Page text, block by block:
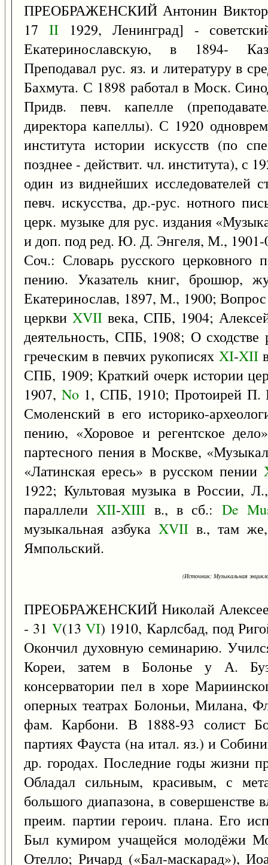
ПРЕОБРАЖЕНСКИЙ Антонин
17 II1929, Ленинград] -
Екатеринославскую, в 1894-
Преподавал рус. яз. и литературу в
Бахмута. С 1898 работал в Моск.
Придв. певч. капелле
директора капеллы). С 1920
института истории искусств (по
позднее - действит. чл. института), с
один из виднейших исследователей
певч. искусства, др.-рус. нотного
церк. музыке для рус. издания
и доп. под ред. Ю. Д. Энгеля, М., 1901-
Соч.: Словарь русского
пению. Указатель книг, брошюр,
Екатеринослав, 1897, М., 1900;
церкви XVII века, СПБ, 1904;
деятельность, СПБ, 1908; О сходстве
греческим в певчих рукописях XI-XII
СПБ, 1909; Краткий очерк истории
1907, No1, СПБ, 1910; Протоирей П.
Смоленский в его историко-
пению, «Хоровое и регентское
партесного пения в Москве,
«Латинская ересь» в русском пении
1922; Культовая музыка в России,
параллелиXII-XIII в., в сб.: De
музыкальная азбука XVII в., там
Ямпольский.
(Источник: Музыкальная
ПРЕОБРАЖЕНСКИЙ Николай
- 31 V(13VI) 1910, Карлсбад, под
Окончил духовную семинарию.
Кореи, затем в Болонье у А.
консерватории пел в хоре
оперных театрах Болоньи, Милана,
фам. Карбони. В 1888-93 солист
партиях Фауста (на итал. яз.) и
др. городах. Последние годы жизни
Обладал сильным, красивым, с
большого диапазона, в совершенстве
преим. партии героич. плана. Его
Был кумиром учащейся молодёжи
Отелло; Ричард («Бал-маскарад»),